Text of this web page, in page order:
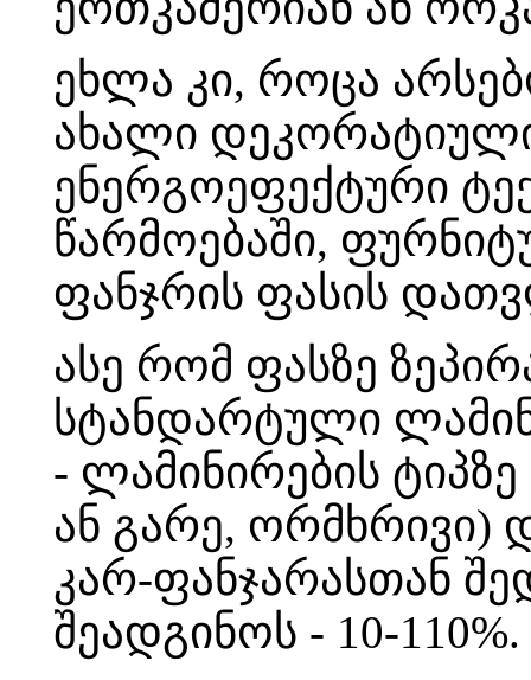
ეხლა კი, როცა
ახალი
ენერგოეფექტური
წარმოებაში,
ფანჯრის ფასის
ასე რომ ფასზე
სტანდარტული
- ლამინირების
ან გარე, ორმხრივი)
კარ-ფანჯარასთან
შეადგინოს - 10-110%.